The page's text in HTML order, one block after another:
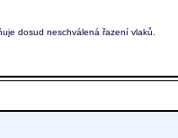
dosud neschválená řazení vlaků.